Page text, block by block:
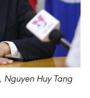
Nguyen Huy Tang